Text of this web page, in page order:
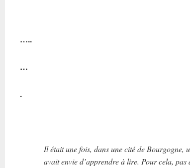
…..
…
.
Il était une fois, dans une cité de Bourgogne,
avait envie d’apprendre à lire. Pour cela, pas